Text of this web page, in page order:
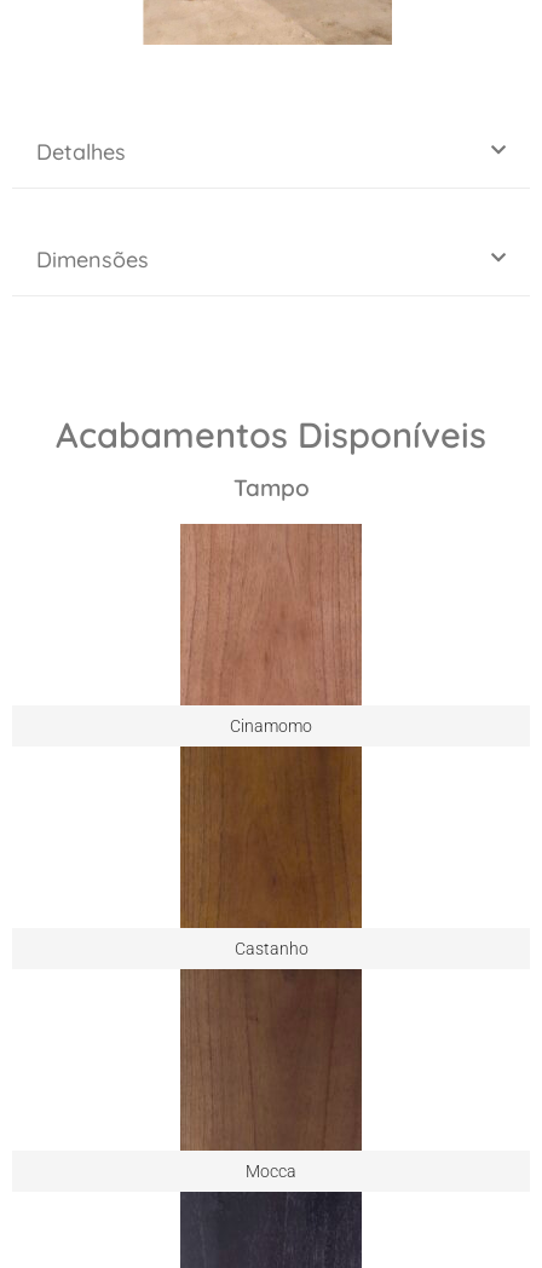
Detalhes
Dimensões
Acabamentos Disponíveis
Tampo
Cinamomo
Castanho
Mocca